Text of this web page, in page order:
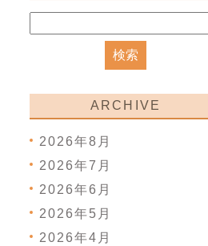
ARCHIVE
2026年8月
2026年7月
2026年6月
2026年5月
2026年4月